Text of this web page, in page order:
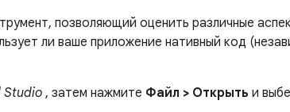
позволяющий оценить различные
ли ваше приложение нативный код
Studio , затем нажмите Файл > Открыть и